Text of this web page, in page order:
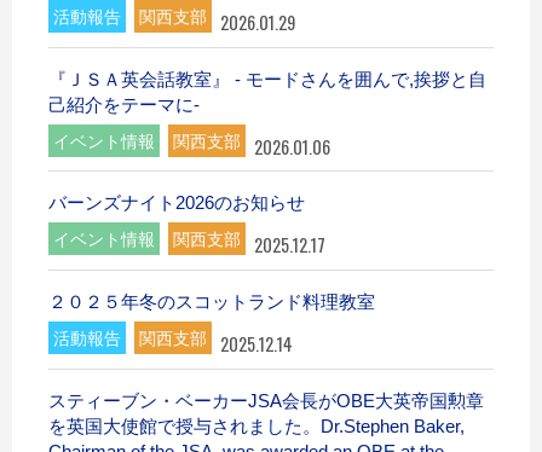
活動報告 関西支部 2026.01.29
『ＪＳＡ英会話教室』 - モードさんを囲んで,挨拶と自
己紹介をテーマに-
イベント情報 関西支部 2026.01.06
バーンズナイト2026のお知らせ
イベント情報 関西支部 2025.12.17
２０２５年冬のスコットランド料理教室
活動報告 関西支部 2025.12.14
スティーブン・ベーカーJSA会長がOBE大英帝国勲章
を英国大使館で授与されました。Dr.Stephen Baker,